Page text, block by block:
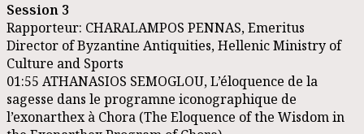
Session 3
Rapporteur: CHARALAMPOS PENNAS, Emeritus
Director of Byzantine Antiquities, Hellenic Ministry of
Culture and Sports
01:55 ATHANASIOS SEMOGLOU, L’éloquence de la
sagesse dans le programne iconographique de
l’exonarthex à Chora (The Eloquence of the Wisdom in